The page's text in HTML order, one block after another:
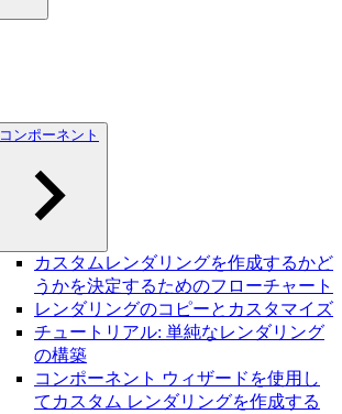
コンポーネント
カスタムレンダリングを作成するかど
うかを決定するためのフローチャート
レンダリングのコピーとカスタマイズ
チュートリアル: 単純なレンダリング
の構築
コンポーネント ウィザードを使用し
てカスタム レンダリングを作成する